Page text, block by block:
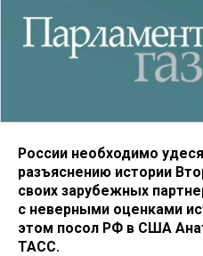
России необходимо
разъяснению истории
своих зарубежных
с неверными оценками
этом посол РФ в США
ТАСС.